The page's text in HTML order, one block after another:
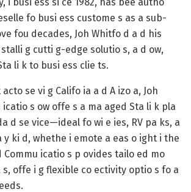
fo busi ess custome s as a sub-
fou decades, Joh Whitfo d a d his
g cutti g-edge solutio s, a d ow,
li k to busi ess clie ts.
se vi g Califo ia a d A izo a, Joh
s ow offe s a ma aged Sta li k pla
d se vice—ideal fo wi e ies, RV pa ks, a
y ki d, whethe i emote a eas o ight i the
Commu icatio s p ovides tailo ed mo
offe i g flexible co ectivity optio s fo a